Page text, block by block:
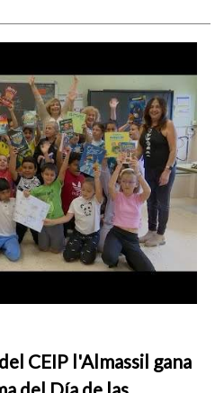
CEIP l'Almassil gana